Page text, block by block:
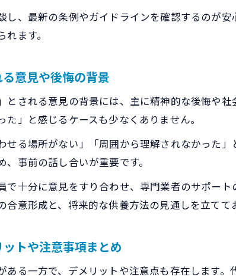
散骨の安全な手続
し、最新の条例やガイドラインを確認するのが
ます。
意見や後悔の背景
とされる意見の背景には、主に精神的な後悔や
」と感じるケースも少なくありません。
せる場所がない」「周囲から理解されなかった
事前の話し合いが重要です。
で十分に意見をすり合わせ、専門業者のサポー
合意形成と、将来的な供養方法の見通しを立てて
トや注意事項まとめ
ある一方で、デメリットや注意点も存在します